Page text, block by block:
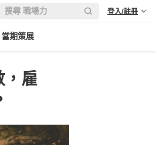
登入/註冊
當期策展
，雇